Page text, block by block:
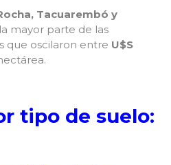
Tacuarembó y
mayor parte de las
que oscilaron entre U$S
tipo de suelo: